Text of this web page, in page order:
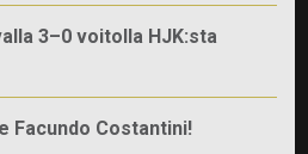
3–0 voitolla HJK:sta
Facundo Costantini!